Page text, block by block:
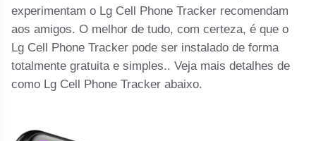
experimentam o Lg Cell Phone Tracker recomendam
aos amigos. O melhor de tudo, com certeza, é que o
Lg Cell Phone Tracker pode ser instalado de forma
totalmente gratuita e simples.. Veja mais detalhes de
como Lg Cell Phone Tracker abaixo.